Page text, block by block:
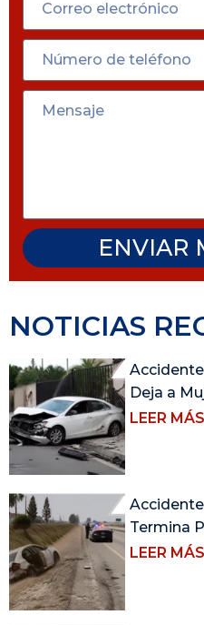
ENVIAR
NOTICIAS
Deja a
LEER
Termina
LEER